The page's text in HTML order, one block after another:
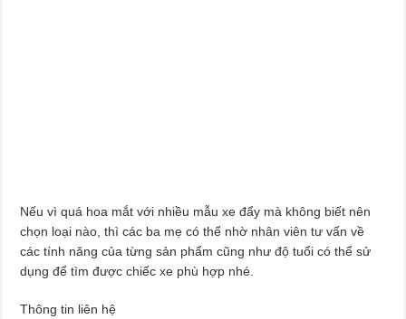
Nếu vì quá hoa mắt với nhiều mẫu xe đẩy mà không biết nên
chọn loại nào, thì các ba mẹ có thể nhờ nhân viên tư vấn về
các tính năng của từng sản phẩm cũng như độ tuổi có thể sử
dụng để tìm được chiếc xe phù hợp nhé.
Thông tin liên hệ